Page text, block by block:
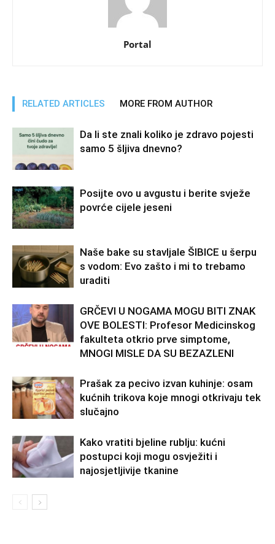
Portal
RELATED ARTICLES MORE FROM AUTHOR
Da li ste znali koliko je zdravo pojesti
samo 5 šljiva dnevno?
Posijte ovo u avgustu i berite svježe
povrće cijele jeseni
Naše bake su stavljale ŠIBICE u šerpu
s vodom: Evo zašto i mi to trebamo
uraditi
GRČEVI U NOGAMA MOGU BITI ZNAK
OVE BOLESTI: Profesor Medicinskog
fakulteta otkrio prve simptome,
MNOGI MISLE DA SU BEZAZLENI
Prašak za pecivo izvan kuhinje: osam
kućnih trikova koje mnogi otkrivaju tek
slučajno
Kako vratiti bjeline rublju: kućni
postupci koji mogu osvježiti i
najosjetljivije tkanine